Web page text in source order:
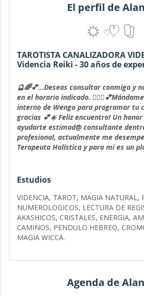
El perfil de
TAROTISTA CANALIZADORA
Videncia Reiki - 30 años de
🔮🌈💕...Deseas consultar conmigo y
en el horario indicado.
interno de Wengo para programar tu
gracias 💕☀️ Feliz encuentro! Un
ayudarte estimad@ consultante
profesional, actualmente me
Terapeuta Holística y para mi es un
siguientes estudios:
1) Master Reiki Usui
Reiki con rosas (amor)
- Equilibrio de Chakras
-Sanación con imposición de
2) Lectura de Registros
4) Oráculo Rúnico
-Estudios de la Tradición
Estudios
VIDENCIA, TAROT, MAGIA NATURAL,
NUMEROLOGICOS, LECTURA DE
AKASHICOS, CRISTALES, ENERGIA,
CAMINOS, PENDULO HEBREO,
MAGIA WICCA.
Agenda de